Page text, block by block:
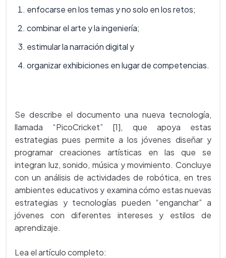
enfocarse en los temas y no solo en los retos;
combinar el arte y la ingeniería;
estimular la narración digital y
organizar exhibiciones en lugar de competencias.
Se describe el documento una nueva tecnología,
llamada “PicoCricket” [1], que apoya estas
estrategias pues permite a los jóvenes diseñar y
programar creaciones artísticas en las que se
integran luz, sonido, música y movimiento. Concluye
con un análisis de actividades de robótica, en tres
ambientes educativos y examina cómo estas nuevas
estrategias y tecnologías pueden “enganchar” a
jóvenes con diferentes intereses y estilos de
aprendizaje.
Lea el artículo completo: